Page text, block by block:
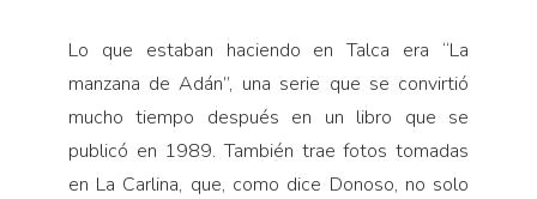
Lo que estaban haciendo en Talca era “La
manzana de Adán”, una serie que se convirtió
mucho tiempo después en un libro que se
publicó en 1989. También trae fotos tomadas
en La Carlina, que, como dice Donoso, no solo